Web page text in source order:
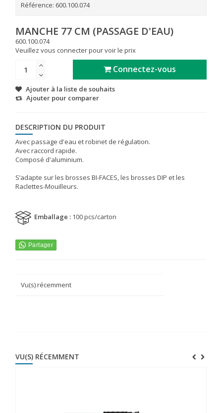
Référence: 600.100.074
MANCHE 77 CM (PASSAGE D'EAU)
600.100.074
Veuillez vous connecter pour voir le prix
Connectez-vous
Ajouter à la liste de souhaits
Ajouter pour comparer
DESCRIPTION DU PRODUIT
Avec passage d'eau et robinet de régulation.
Avec raccord rapide.
Composé d'aluminium.
S’adapte sur les brosses BI-FACES, les brosses DIP et les
Raclettes-Mouilleurs.
Emballage : 100 pcs/carton
Vu(s) récemment
VU(S) RÉCEMMENT